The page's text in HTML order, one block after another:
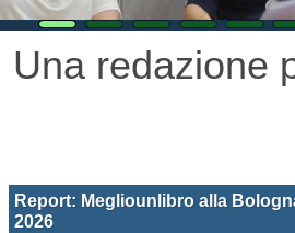
Una redazione
Report: Megliounlibro alla
2026